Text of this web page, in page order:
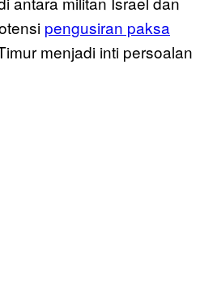
pengusiran paksa
menjadi inti persoalan